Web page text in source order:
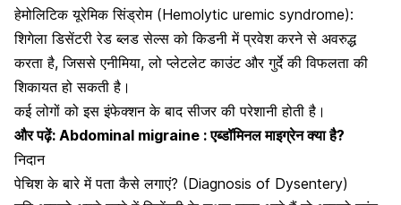
हेमोलिटिक यूरेमिक सिंड्रोम (Hemolytic uremic syndrome):
शिगेला डिसेंटरी रेड ब्लड सेल्स को किडनी में प्रवेश करने से अवरुद्ध
करता है, जिससेएनीमिया, लो प्लेटलेट काउंट और गुर्दे की विफलता की
शिकायत हो सकती है।
कई लोगों को इस इंफेक्शन के बादसीजरकी परेशानी होती है।
और पढ़ें: Abdominal migraine : एब्डॉमिनल माइग्रेन क्या है?
निदान
पेचिश के बारे में पता कैसे लगाएं? (Diagnosis of Dysentery)